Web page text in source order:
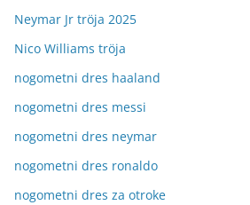
Neymar Jr tröja 2025
Nico Williams tröja
nogometni dres haaland
nogometni dres messi
nogometni dres neymar
nogometni dres ronaldo
nogometni dres za otroke